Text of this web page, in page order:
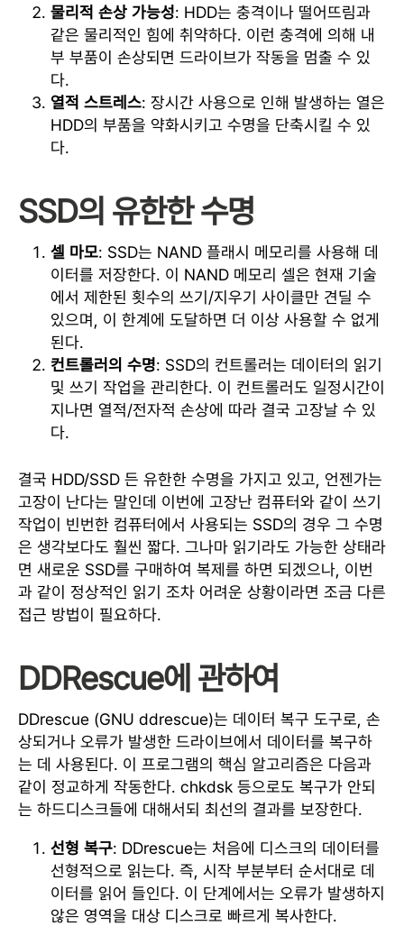
물리적 손상 가능성: HDD는 충격이나 떨어뜨림과
같은 물리적인 힘에 취약하다. 이런 충격에 의해 내
부 부품이 손상되면 드라이브가 작동을 멈출 수 있
다.
열적 스트레스: 장시간 사용으로 인해 발생하는 열은
HDD의 부품을 약화시키고 수명을 단축시킬 수 있
다.
SSD의 유한한 수명
셀 마모: SSD는 NAND 플래시 메모리를 사용해 데
이터를 저장한다. 이 NAND 메모리 셀은 현재 기술
에서 제한된 횟수의 쓰기/지우기 사이클만 견딜 수
있으며, 이 한계에 도달하면 더 이상 사용할 수 없게
된다.
컨트롤러의 수명: SSD의 컨트롤러는 데이터의 읽기
및 쓰기 작업을 관리한다. 이 컨트롤러도 일정시간이
지나면 열적/전자적 손상에 따라 결국 고장날 수 있
다.
결국 HDD/SSD 든 유한한 수명을 가지고 있고, 언젠가는
고장이 난다는 말인데 이번에 고장난 컴퓨터와 같이 쓰기
작업이 빈번한 컴퓨터에서 사용되는 SSD의 경우 그 수명
은 생각보다도 훨씬 짧다. 그나마 읽기라도 가능한 상태라
면 새로운 SSD를 구매하여 복제를 하면 되겠으나, 이번
과 같이 정상적인 읽기 조차 어려운 상황이라면 조금 다른
접근 방법이 필요하다.
DDRescue에 관하여
DDrescue (GNU ddrescue)는 데이터 복구 도구로, 손
상되거나 오류가 발생한 드라이브에서 데이터를 복구하
는 데 사용된다. 이 프로그램의 핵심 알고리즘은 다음과
같이 정교하게 작동한다. chkdsk 등으로도 복구가 안되
는 하드디스크들에 대해서되 최선의 결과를 보장한다.
선형 복구: DDrescue는 처음에 디스크의 데이터를
선형적으로 읽는다. 즉, 시작 부분부터 순서대로 데
이터를 읽어 들인다. 이 단계에서는 오류가 발생하지
않은 영역을 대상 디스크로 빠르게 복사한다.